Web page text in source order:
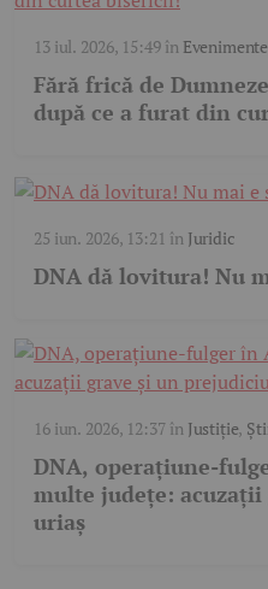
13 iul. 2026, 15:49în Evenimente
Fără frică de
după ce a furat din
25 iun. 2026, 13:21 în Juridic
DNA dă lovitura! Nu
16 iun. 2026, 12:37în Justiție,
DNA, operațiune-
multe județe:
uriaș